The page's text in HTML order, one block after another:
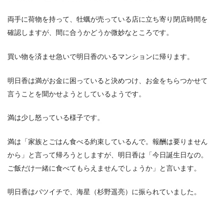
両手に荷物を持って、牡蠣が売っている店に立ち寄り閉店時間を
確認しますが、間に合うかどうか微妙なところです。
買い物を済ませ急いで明日香のいるマンションに帰ります。
明日香は満がお金に困っていると決めつけ、お金をちらつかせて
言うことを聞かせようとしているようです。
満は少し怒っている様子です。
満は「家族とごはん食べる約束しているんで。報酬は要りません
から」と言って帰ろうとしますが、明日香は「今日誕生日なの。
ご飯だけ一緒に食べてもらえませんでしょうか」と言います。
明日香はバツイチで、海星（杉野遥亮）に振られていました。